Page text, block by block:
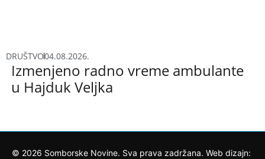
DRUŠTVO04.08.2026.
Izmenjeno radno vreme ambulante
u Hajduk Veljka
© 2026 Somborske Novine. Sva prava zadržana. Web dizajn: